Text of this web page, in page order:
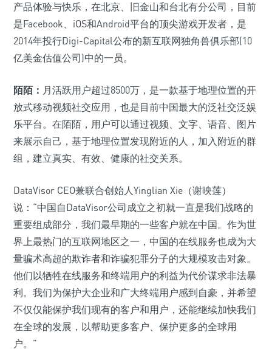
产品体验与快乐，在北京、旧金山和台北有分公司，目前
是Facebook、iOS和Android平台的顶尖游戏开发者，是
2014年投行Digi-Capital公布的新互联网独角兽俱乐部(10
亿美金估值公司)中的一员。
陌陌： 月活跃用户超过8500万，是一款基于地理位置的开
放式移动视频社交应用，也是目前中国最大的泛社交泛娱
乐平台。在陌陌，用户可以通过视频、文字、语音、图片
来展示自己，基于地理位置发现附近的人，加入附近的群
组，建立真实、有效、健康的社交关系。
DataVisor CEO兼联合创始人Yinglian Xie（谢映莲）
说：“中国自DataVisor公司成立之初就一直是我们战略的
重要组成部分，我们最早期的一些客户就在中国。作为世
界上最热门的互联网地区之一，中国的在线服务也成为大
量骗术高超的欺诈者和诈骗犯罪分子的大规模攻击对象。
他们以牺牲在线服务和终端用户的利益为代价谋求非法暴
利。我们为保护大企业和广大终端用户感到自豪，并希望
不仅仅能保护我们现有的客户和用户，还能继续加快我们
在全球的发展，以帮助更多客户、保护更多的全球用
户。”